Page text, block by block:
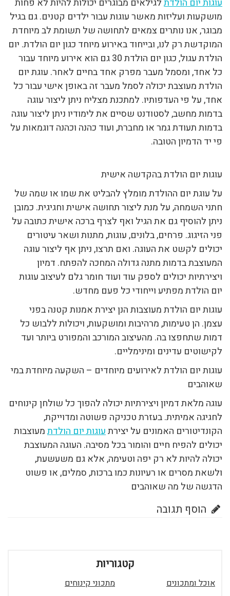
עוגות יום הולדתלגילאים מבוגרים יכולות להיות לא פחות
מושקעות ועליזות מאשר עוגות עבור ילדים קטנים. גם בגיל
מבוגר, אנו נותרים צמאים לתחושה של תשומת לב מיוחדת
המוקדשת רק לנו, ובייחוד באירוע מיוחד כגון יום הולדת. יום
הולדת עגול, כגון יום הולדת 30 גם הוא אירוע מיוחד עבור
כל אחד, ומסמל מעבר מפרק אחד בחיים לאחר. עוגת יום
הולדת מעוצבת יכולה לסמל מעבר זה באופן אישי עבור כל
אחד, על פי העדפותיו. למתכנת מצליח ניתן ליצור עוגה
בדמות מחשב, לסטודנט שסיים את לימודיו ניתן ליצור עוגה
בדמות תעודת גמר או מחברת, ועוד כהנה וכהנה דוגמאות על
פי יד הדמיון הטובה.
עוגות יום הולדת בהקדשה אישית
על עוגת יום ההולדת מומלץ להבליט את שמו או שמה של
חתני השמחה, על מנת ליצור תחושה אישית וחגיגית. כמובן
ניתן להוסיף גם את הגיל ואף לצרף ברכה אישית כתובה על
פני הזיגוג. פרחים, בלונים, עוגות, מתנות ושאר עיטורים
יכולים לקשט את העוגה. ואם תרצו, ניתן אף ליצור עוגה
המעוצבת בדמות מתנה גדולה המחכה להפתח. דמיון
ויצירתיות יכולים לספק עוד ועוד חומר גלם לעיצוב עוגות
יום הולדת מפתיע וייחודי כל פעם מחדש.
עוגות יום הולדת מעוצבות הנן יצירת אמנות קטנה בפני
עצמן. הן טעימות, מרהיבות ומושקעות, ויכולות ללבוש כל
דמות שתחפצו בה. מהעיצוב המורכב והמפורט ביותר ועד
לקישוטים עדינים ומינימליים.
עוגות יום הולדת לאירועים מיוחדים – השקעה מיוחדת במי
שאוהבים
עוגה מלאת דמיון ויצירתיות יכולה להפוך כל שולחן קינוחים
לחגיגה אמיתית. בעזרת טכניקה פשוטה ומדוייקת,
הקונדיטורים האמונים על יצירתעוגות יום הולדתמעוצבות
יכולים להפיח חיים והומור בכל מסיבה. העוגה המעוצבת
יכולה להיות לא רק יפה וטעימה, אלא גם משעשעת,
ולשאת מסרים או רעיונות כמו ברכות, סמלים, או פשוט
הדגשה של מה שאוהבים
הוסף תגובה
קטגוריות
אוכל ומתכונים מתכוני קינוחים